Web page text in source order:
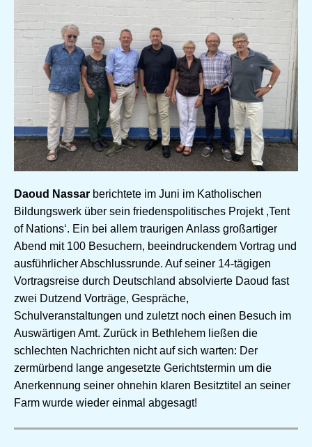
Daoud Nassar berichtete im Juni im Katholischen
Bildungswerk über sein friedenspolitisches Projekt ,Tent
of Nations‘. Ein bei allem traurigen Anlass großartiger
Abend mit 100 Besuchern, beeindruckendem Vortrag und
ausführlicher Abschlussrunde. Auf seiner 14-tägigen
Vortragsreise durch Deutschland absolvierte Daoud fast
zwei Dutzend Vorträge, Gespräche,
Schulveranstaltungen und zuletzt noch einen Besuch im
Auswärtigen Amt. Zurück in Bethlehem ließen die
schlechten Nachrichten nicht auf sich warten: Der
zermürbend lange angesetzte Gerichtstermin um die
Anerkennung seiner ohnehin klaren Besitztitel an seiner
Farm wurde wieder einmal abgesagt!